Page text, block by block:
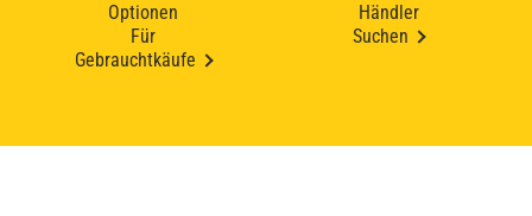
Optionen
Für
Gebrauchtkäufe
Händler
Suchen